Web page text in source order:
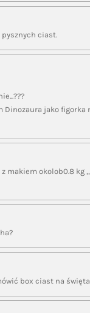
pysznych ciast.
jako figorka
makiem okolob0.8 kg
box ciast na